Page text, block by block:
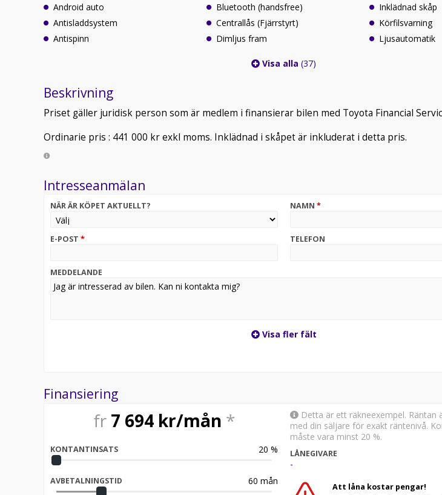
Android auto
Antisladdsystem
Antispinn
Bluetooth (handsfree)
Centrallås (Fjärrstyrt)
Dimljus fram
Inklädnad skåp
Körfilsvarning
Ljusautomatik
Visa alla(37)
Beskrivning
Priset gäller juridisk person som är medlem i finansierar bilen med Toyota Financial
Ordinarie pris : 441 000 kr exkl moms. Inklädnad i skåpet är inkluderat i detta pris.
Intresseanmälan
NÄR ÄR KÖPET AKTUELLT? NAMN *
E-POST * TELEFON
MEDDELANDE
Visa fler fält
Finansiering
fr 7 694kr/mån *
KONTANTINSATS 20 %
AVBETALNINGSTID 60 mån
Detta är ett räkneexempel. Räntan
med din säljare för exakt räntenivå.
måste vara minst 20 %.
LÅNEGIVARE
-
Att låna kostar pengar!